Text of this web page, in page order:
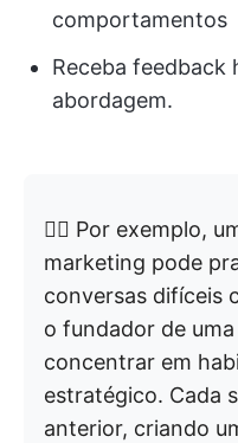
comportamentos
Receba feedback
abordagem.
👉🏼 Por exemplo,
marketing pode
conversas difíceis
o fundador de
concentrar em
estratégico. Cada
anterior, criando